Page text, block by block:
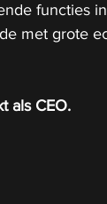
functies
met grote
als CEO.